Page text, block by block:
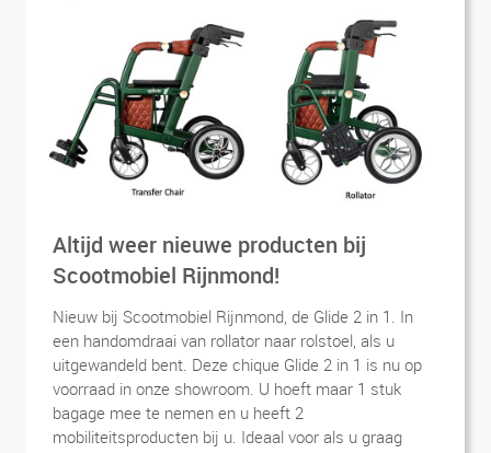
Altijd weer nieuwe producten bij
Scootmobiel Rijnmond!
Nieuw bij Scootmobiel Rijnmond, de Glide 2 in 1. In
een handomdraai van rollator naar rolstoel, als u
uitgewandeld bent. Deze chique Glide 2 in 1 is nu op
voorraad in onze showroom. U hoeft maar 1 stuk
bagage mee te nemen en u heeft 2
mobiliteitsproducten bij u. Ideaal voor als u graag